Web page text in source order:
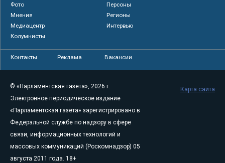
Фото
Персоны
Мнения
Регионы
Медиацентр
Интервью
Колумнисты
Контакты Реклама Вакансии
© «Парламентская газета», 2026 г.
Электронное периодическое издание
«Парламентская газета» зарегистрировано в
Федеральной службе по надзору в сфере
связи, информационных технологий и
массовых коммуникаций (Роскомнадзор) 05
августа 2011 года. 18+
Карта сайта